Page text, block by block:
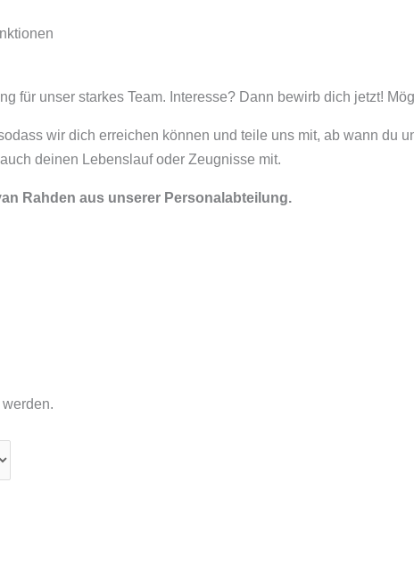
für unser starkes Team. Interesse? Dann bewirb dich jetzt!
wir dich erreichen können und teile uns mit, ab wann du
deinen Lebenslauf oder Zeugnisse mit.
Rahden aus unserer Personalabteilung.